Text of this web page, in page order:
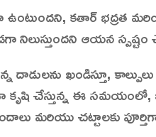
కతార్ భద్రత
ఆయన స్పష్టం
దాడులను ఖండిస్తూ,
కృషి చేస్తున్న ఈ
మరియు చట్టాలకు పూర్తిగా